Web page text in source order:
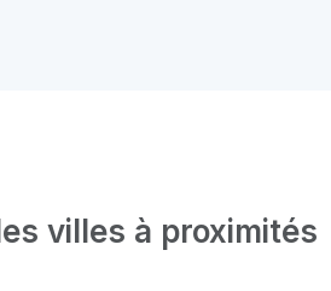
villes à proximités